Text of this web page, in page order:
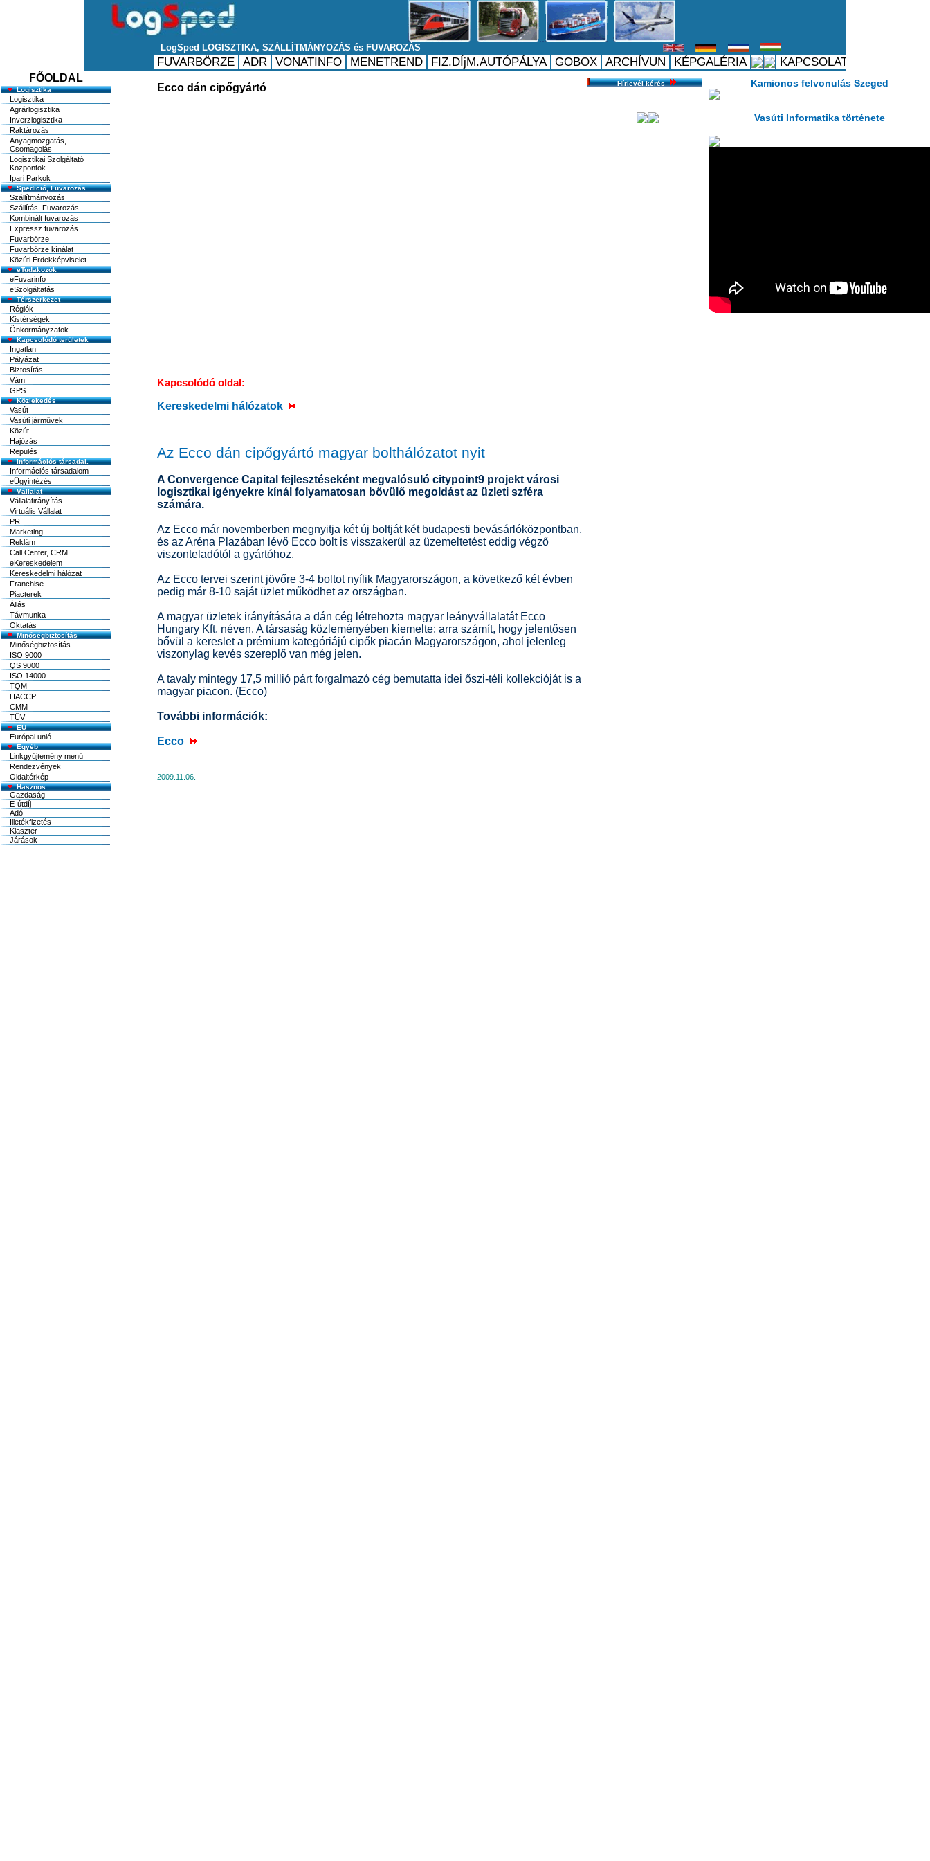
FŐOLDAL
Logisztika
Logisztika
Agrárlogisztika
Inverzlogisztika
Raktározás
Anyagmozgatás,
Csomagolás
Logisztikai Szolgáltató
Központok
Ipari Parkok
Spedició, Fuvarozás
Szállítmányozás
Szállítás, Fuvarozás
Kombinált fuvarozás
Expressz fuvarozás
Fuvarbörze
Fuvarbörze kínálat
Közúti Érdekképviselet
eTudakozók
eFuvarinfo
eSzolgáltatás
Térszerkezet
Régiók
Kistérségek
Önkormányzatok
Kapcsolódó területek
Ingatlan
Pályázat
Biztosítás
Vám
GPS
Közlekedés
Vasút
Vasúti járművek
Közút
Hajózás
Repülés
Információs társadal.
Információs társadalom
eÜgyintézés
Vállalat
Vállalatirányítás
Virtuális Vállalat
PR
Marketing
Reklám
Call Center, CRM
eKereskedelem
Kereskedelmi hálózat
Franchise
Piacterek
Állás
Távmunka
Oktatás
Minőségbiztosítás
Minőségbiztosítás
ISO 9000
QS 9000
ISO 14000
TQM
HACCP
CMM
TÜV
EU
Európai unió
Egyéb
Linkgyűjtemény menü
Rendezvények
Oldaltérkép
Ecco dán cipőgyártó
Kapcsolódó oldal:
Kereskedelmi hálózatok
Az Ecco dán cipőgyártó magyar bolthálózatot nyit
A Convergence Capital fejlesztéseként megvalósuló citypoint9 projekt városi
logisztikai igényekre kínál folyamatosan bővülő megoldást az üzleti szféra
számára.
Az Ecco már novemberben megnyitja két új boltját két budapesti bevásárlóközpontban,
és az Aréna Plazában lévő Ecco bolt is visszakerül az üzemeltetést eddig végző
viszonteladótól a gyártóhoz.
Az Ecco tervei szerint jövőre 3-4 boltot nyílik Magyarországon, a következő két évben
pedig már 8-10 saját üzlet működhet az országban.
A magyar üzletek irányítására a dán cég létrehozta magyar leányvállalatát Ecco
Hungary Kft. néven. A társaság közleményében kiemelte: arra számít, hogy jelentősen
bővül a kereslet a prémium kategóriájú cipők piacán Magyarországon, ahol jelenleg
viszonylag kevés szereplő van még jelen.
A tavaly mintegy 17,5 millió párt forgalmazó cég bemutatta idei őszi-téli kollekcióját is a
magyar piacon. (Ecco)
További információk:
Ecco
2009.11.06.
Hírlevél kérés